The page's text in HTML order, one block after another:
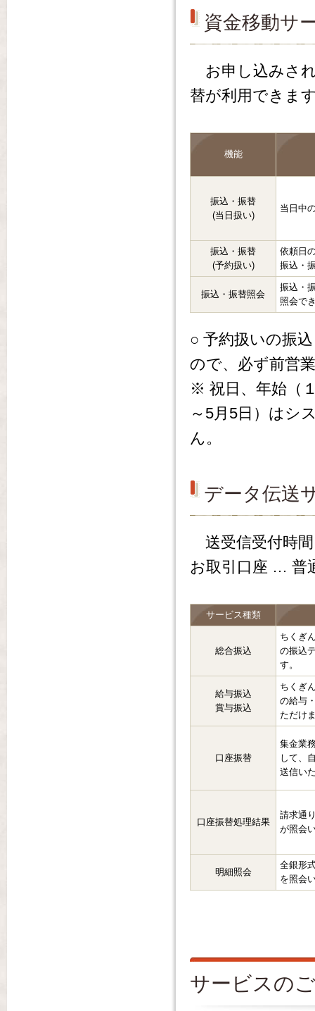
資金移動サ
お申し込みさ
替が利用できま
機能
振込・振替
(当日扱い)
当日中
振込・振替
(予約扱い)
依頼日
振込・
振込・振替照会
振込・
照会で
○ 予約扱いの振
ので、必ず前営
※ 祝日、年始（
～5月5日）はシ
ん。
データ伝送
送受信受付時
お取引口座 … 普
サービス種類
総合振込
ちくぎ
の振込
す。
給与振込
賞与振込
ちくぎ
の給与
ただけ
口座振替
集金業
して、
送信い
口座振替処理結果
請求通
が照会
明細照会
全銀形
を照会
サービスの